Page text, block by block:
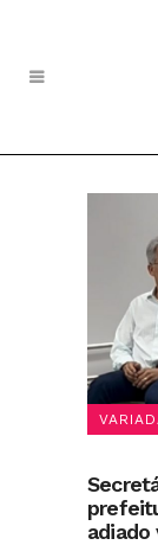
adiado